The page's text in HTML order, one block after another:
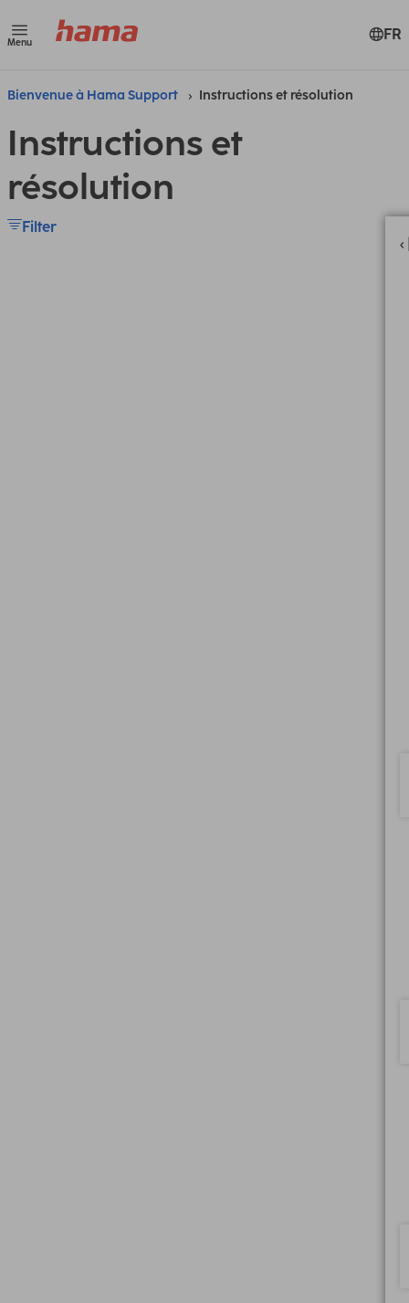
Menu FR
Bienvenue à Hama Support Instructions et résolution
Instructions et
résolution
Filter